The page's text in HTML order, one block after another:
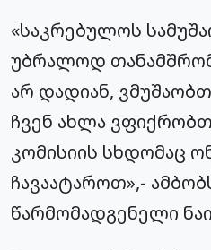
«საკრებულოს
უბრალოდ
არ დადიან,
ჩვენ ახლა
კომისიის სხდომაც
ჩავაატაროთ»,-
წარმომადგენელი